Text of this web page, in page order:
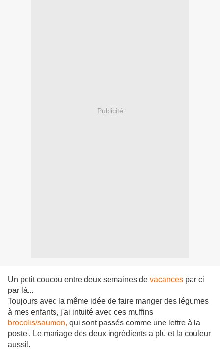
Publicité
Un petit coucou entre deux semaines de vacances par ci
par là...
Toujours avec la même idée de faire manger des légumes
à mes enfants, j'ai intuité avec ces muffins
brocolis/saumon, qui sont passés comme une lettre à la
poste!. Le mariage des deux ingrédients a plu et la couleur
aussi!.